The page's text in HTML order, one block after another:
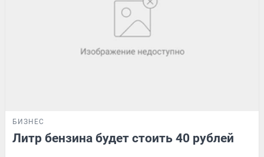
БИЗНЕС
Литр бензина будет стоить 40 рублей